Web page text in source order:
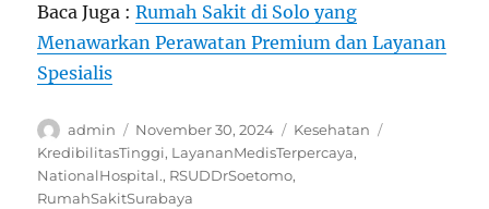
Baca Juga :Rumah Sakit di Solo yang
Menawarkan Perawatan Premium dan Layanan
Spesialis
Author
admin
Posted
on
November 30, 2024 Categories
Kesehatan
KredibilitasTinggi, LayananMedisTerpercaya,
NationalHospital., RSUDDrSoetomo,
RumahSakitSurabaya